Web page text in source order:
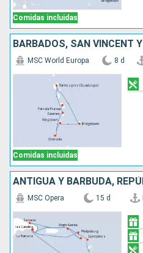
Comidas incluidas
Comidas incluidas
MSC World Europa 8 d
MSC Opera 15 d